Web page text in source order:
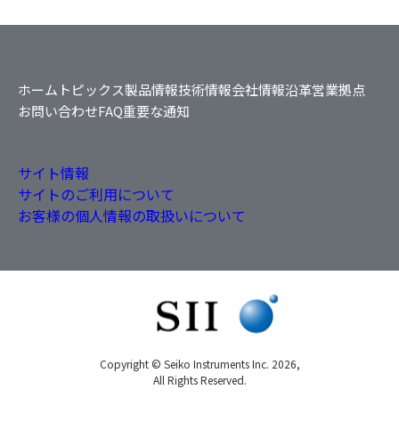
ホーム トピックス製品情報技術情報会社情報沿革営業拠点
お問い合わせFAQ重要な通知
サイト情報
サイトのご利用について
お客様の個人情報の取扱いについて
Copyright © Seiko Instruments Inc. 2026,
All Rights Reserved.